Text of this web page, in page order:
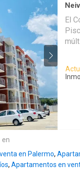
El
en
en Palermo,
, Apartamentos en